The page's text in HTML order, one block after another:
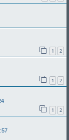
1 2
1 2
1 2